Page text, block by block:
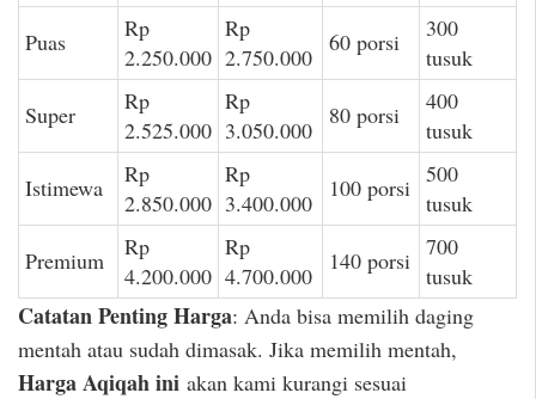
Puas
Rp
2.250.000
Rp
2.750.000
60 porsi
300
tusuk
Super
Rp
2.525.000
Rp
3.050.000
80 porsi
400
tusuk
Istimewa
Rp
2.850.000
Rp
3.400.000
100 porsi 500
tusuk
Premium
Rp
4.200.000
Rp
4.700.000
140 porsi 700
tusuk
Catatan Penting Harga: Anda bisa memilih daging
mentah atau sudah dimasak. Jika memilih mentah,
Harga Aqiqah ini akan kami kurangi sesuai